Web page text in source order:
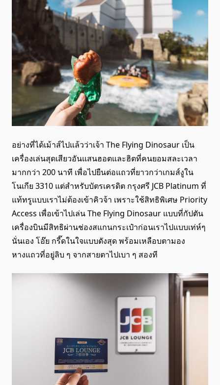
อย่างที่ได้เม้าส์ไปแล้วว่าเจ้า The Flying Dinosaur เป็น
เครื่องเล่นสุดเสียวอันแสนฮอตและฮิตที่คนยอมสละเวลา
มากกว่า 200 นาที เพื่อไปยืนต่อแถวที่ยาวกว่าเกมส์งูใน
โนเกีย 3310 แต่สำหรับบัตรเครดิต กรุงศรี JCB Platinum ที่
แท้ทรูแบบเราไม่ต้องเข้าคิวจ้า เพราะใช้สิทธิพิเศษ Priority
Access เพื่อเข้าไปเล่น The Flying Dinosaur แบบที่กัปตัน
เครื่องบินมีสิทธิผ่านช่องสแกนกระเป๋าก่อนเราไปแบบเท่ห์ๆ
นั่นเอง โอ๊ย กรี๊ดในใจแบบดังสุด พร้อมเหลือบตามอง
หางแถวที่อยู่ลิบ ๆ จากสายตาไปเบา ๆ สองที